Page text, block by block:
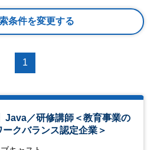
条件を変更する
1
Java／研修講師＜教育事業の
クバランス認定企業＞